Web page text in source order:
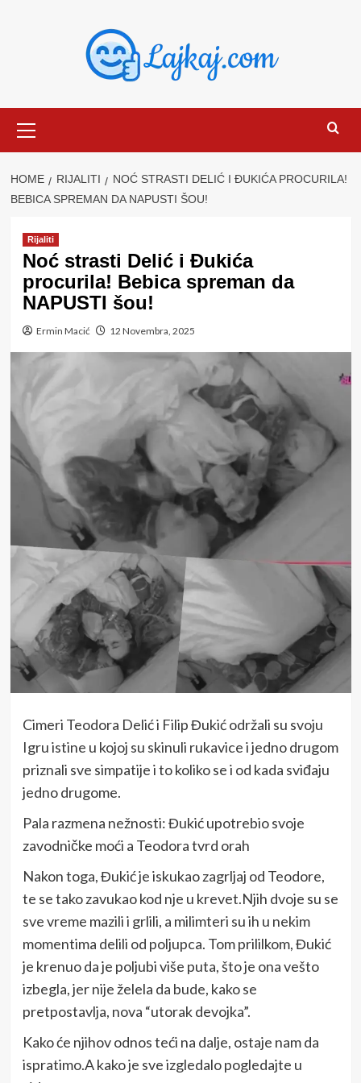
Menu
HOME RIJALITI
NOĆ STRASTI DELIĆ I ĐUKIĆA PROCURILA!
BEBICA SPREMAN DA NAPUSTI ŠOU!
Rijaliti
Noć strasti Delić i Đukića
procurila! Bebica spreman da
NAPUSTI šou!
Ermin Macić 12 Novembra, 2025
Cimeri Teodora Delić i Filip Đukić održali su svoju
Igru istine u kojoj su skinuli rukavice i jedno drugom
priznali sve simpatije i to koliko se i od kada sviđaju
jedno drugome.
Pala razmena nežnosti: Đukić upotrebio svoje
zavodničke moći a Teodora tvrd orah
Nakon toga, Đukić je iskukao zagrljaj od Teodore,
te se tako zavukao kod nje u krevet.Njih dvoje su se
sve vreme mazili i grlili, a milimteri su ih u nekim
momentima delili od poljupca. Tom prililkom, Đukić
je krenuo da je poljubi više puta, što je ona vešto
izbegla, jer nije želela da bude, kako se
pretpostavlja, nova “utorak devojka”.
Kako će njihov odnos teći na dalje, ostaje nam da
ispratimo.A kako je sve izgledalo pogledajte u